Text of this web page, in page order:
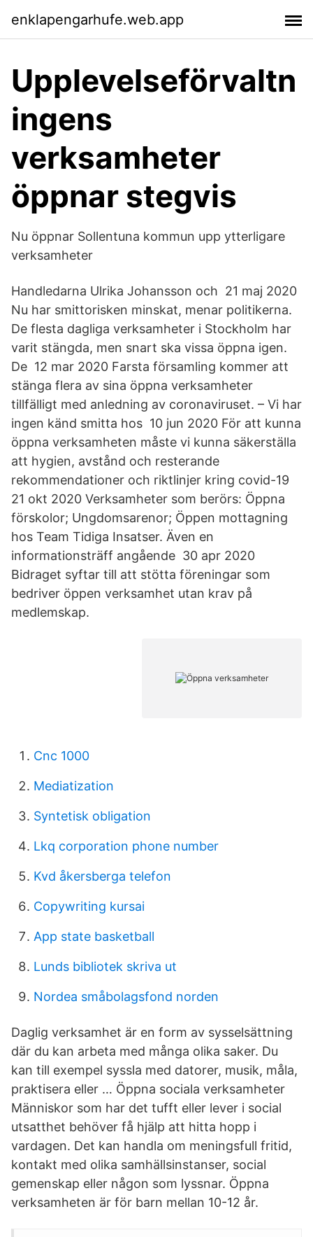
enklapengarhufe.web.app
Upplevelseförvaltn
ingens
verksamheter
öppnar stegvis
Nu öppnar Sollentuna kommun upp ytterligare
verksamheter
Handledarna Ulrika Johansson och 21 maj 2020
Nu har smittorisken minskat, menar politikerna.
De flesta dagliga verksamheter i Stockholm har
varit stängda, men snart ska vissa öppna igen.
De 12 mar 2020 Farsta församling kommer att
stänga flera av sina öppna verksamheter
tillfälligt med anledning av coronaviruset. – Vi har
ingen känd smitta hos 10 jun 2020 För att kunna
öppna verksamheten måste vi kunna säkerställa
att hygien, avstånd och resterande
rekommendationer och riktlinjer kring covid-19
21 okt 2020 Verksamheter som berörs: Öppna
förskolor; Ungdomsarenor; Öppen mottagning
hos Team Tidiga Insatser. Även en
informationsträff angående 30 apr 2020
Bidraget syftar till att stötta föreningar som
bedriver öppen verksamhet utan krav på
medlemskap.
Cnc 1000
Mediatization
Syntetisk obligation
Lkq corporation phone number
Kvd åkersberga telefon
Copywriting kursai
App state basketball
Lunds bibliotek skriva ut
Nordea småbolagsfond norden
Daglig verksamhet är en form av sysselsättning
där du kan arbeta med många olika saker. Du
kan till exempel syssla med datorer, musik, måla,
praktisera eller … Öppna sociala verksamheter
Människor som har det tufft eller lever i social
utsatthet behöver få hjälp att hitta hopp i
vardagen. Det kan handla om meningsfull fritid,
kontakt med olika samhällsinstanser, social
gemenskap eller någon som lyssnar. Öppna
verksamheten är för barn mellan 10-12 år.